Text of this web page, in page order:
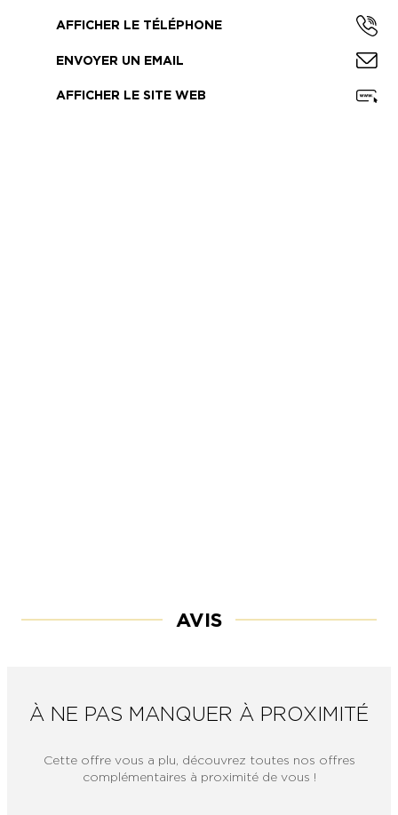
AFFICHER LE TÉLÉPHONE
ENVOYER UN EMAIL
AFFICHER LE SITE WEB
AVIS
À NE PAS MANQUER À PROXIMITÉ
Cette offre vous a plu, découvrez toutes nos offres
complémentaires à proximité de vous !